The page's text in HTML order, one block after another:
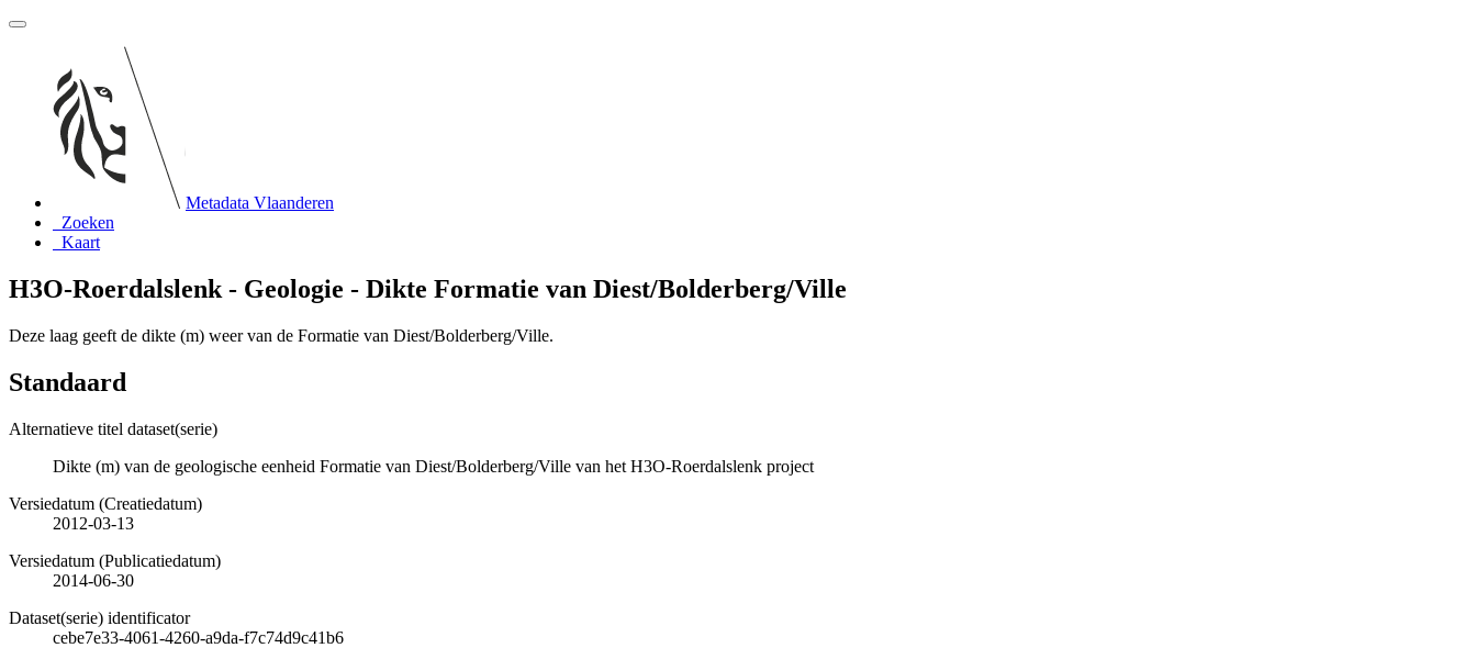
Metadata Vlaanderen
Zoeken
Kaart
H3O-Roerdalslenk - Geologie - Dikte Formatie van Diest/Bolderberg/Ville
Deze laag geeft de dikte (m) weer van de Formatie van Diest/Bolderberg/Ville.
Standaard
Alternatieve titel dataset(serie)
Dikte (m) van de geologische eenheid Formatie van Diest/Bolderberg/Ville van het H3O-Roerdalslenk project
Versiedatum (Creatiedatum)
2012-03-13
Versiedatum (Publicatiedatum)
2014-06-30
Dataset(serie) identificator
cebe7e33-4061-4260-a9da-f7c74d9c41b6